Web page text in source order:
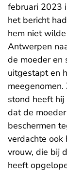
februari 2023
het bericht
hem niet
Antwerpen
de moeder en
uitgestapt en
stond heeft hij
dat de
beschermen
verdachte ook
vrouw, die bij
heeft